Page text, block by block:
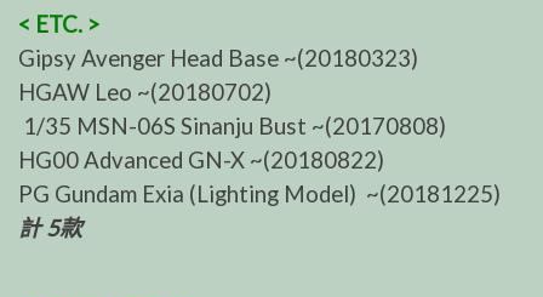
< ETC. >
Gipsy Avenger Head Base ~(20180323)
HGAW Leo ~(20180702)
1/35 MSN-06S Sinanju Bust ~(20170808)
HG00 Advanced GN-X ~(20180822)
PG Gundam Exia (Lighting Model) ~(20181225)
計 5款